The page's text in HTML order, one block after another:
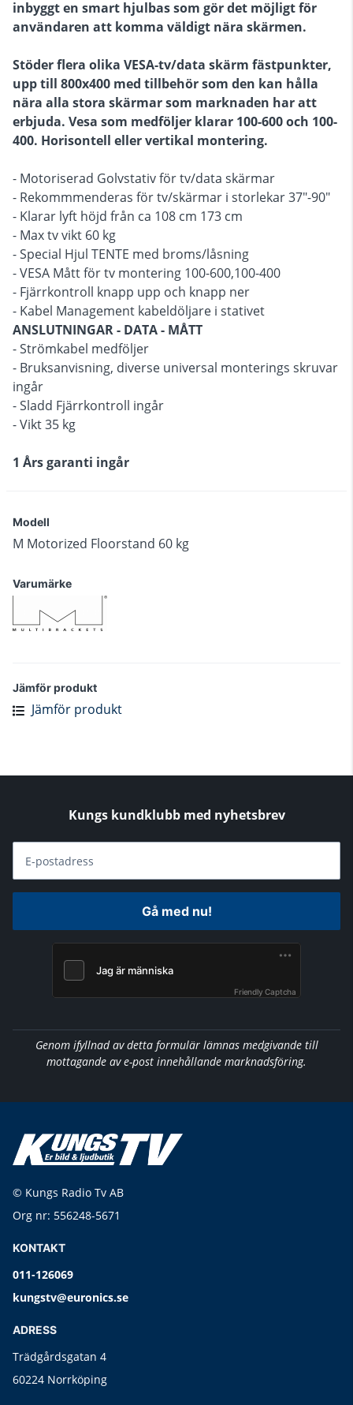
inbyggt en smart hjulbas som gör det möjligt för
användaren att komma väldigt nära skärmen.
Stöder flera olika VESA-tv/data skärm fästpunkter,
upp till 800x400 med tillbehör som den kan hålla
nära alla stora skärmar som marknaden har att
erbjuda. Vesa som medföljer klarar 100-600 och 100-
400. Horisontell eller vertikal montering.
- Motoriserad Golvstativ för tv/data skärmar
- Rekommmenderas för tv/skärmar i storlekar 37"-90"
- Klarar lyft höjd från ca 108 cm 173 cm
- Max tv vikt 60 kg
- Special Hjul TENTE med broms/låsning
- VESA Mått för tv montering 100-600,100-400
- Fjärrkontroll knapp upp och knapp ner
- Kabel Management kabeldöljare i stativet
ANSLUTNINGAR - DATA - MÅTT
- Strömkabel medföljer
- Bruksanvisning, diverse universal monterings skruvar
ingår
- Sladd Fjärrkontroll ingår
- Vikt 35 kg
1 Års garanti ingår
Modell
M Motorized Floorstand 60 kg
Varumärke
Jämför produkt
Jämför produkt
Kungs kundklubb med nyhetsbrev
E-postadress
Gå med nu!
Friendly Captcha
Genom ifyllnad av detta formulär lämnas medgivande till
mottagande av e-post innehållande marknadsföring.
© Kungs Radio Tv AB
Org nr: 556248-5671
KONTAKT
011-126069
kungstv@euronics.se
ADRESS
Trädgårdsgatan 4
60224 Norrköping